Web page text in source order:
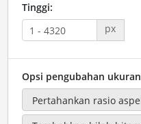
Tinggi:
px
Opsi pengubahan ukuran